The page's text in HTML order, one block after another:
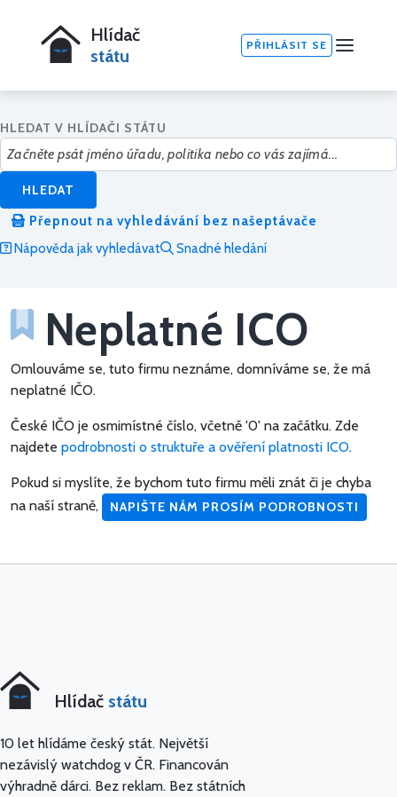
Hlídač
státu
PŘIHLÁSIT SE
HLEDAT V HLÍDAČI STÁTU
HLEDAT
Přepnout na vyhledávání bez našeptávače
Nápověda jak vyhledávat
Snadné hledání
Neplatné ICO
Omlouváme se, tuto firmu neznáme, domníváme se, že má
neplatné IČO.
České IČO je osmimístné číslo, včetně '0' na začátku. Zde
najdete podrobnosti o struktuře a ověření platnosti ICO.
Pokud si myslíte, že bychom tuto firmu měli znát či je chyba
na naší straně,
NAPIŠTE NÁM PROSÍM PODROBNOSTI
Hlídač státu
10 let hlídáme český stát. Největší
nezávislý watchdog v ČR. Financován
výhradně dárci. Bez reklam. Bez státních